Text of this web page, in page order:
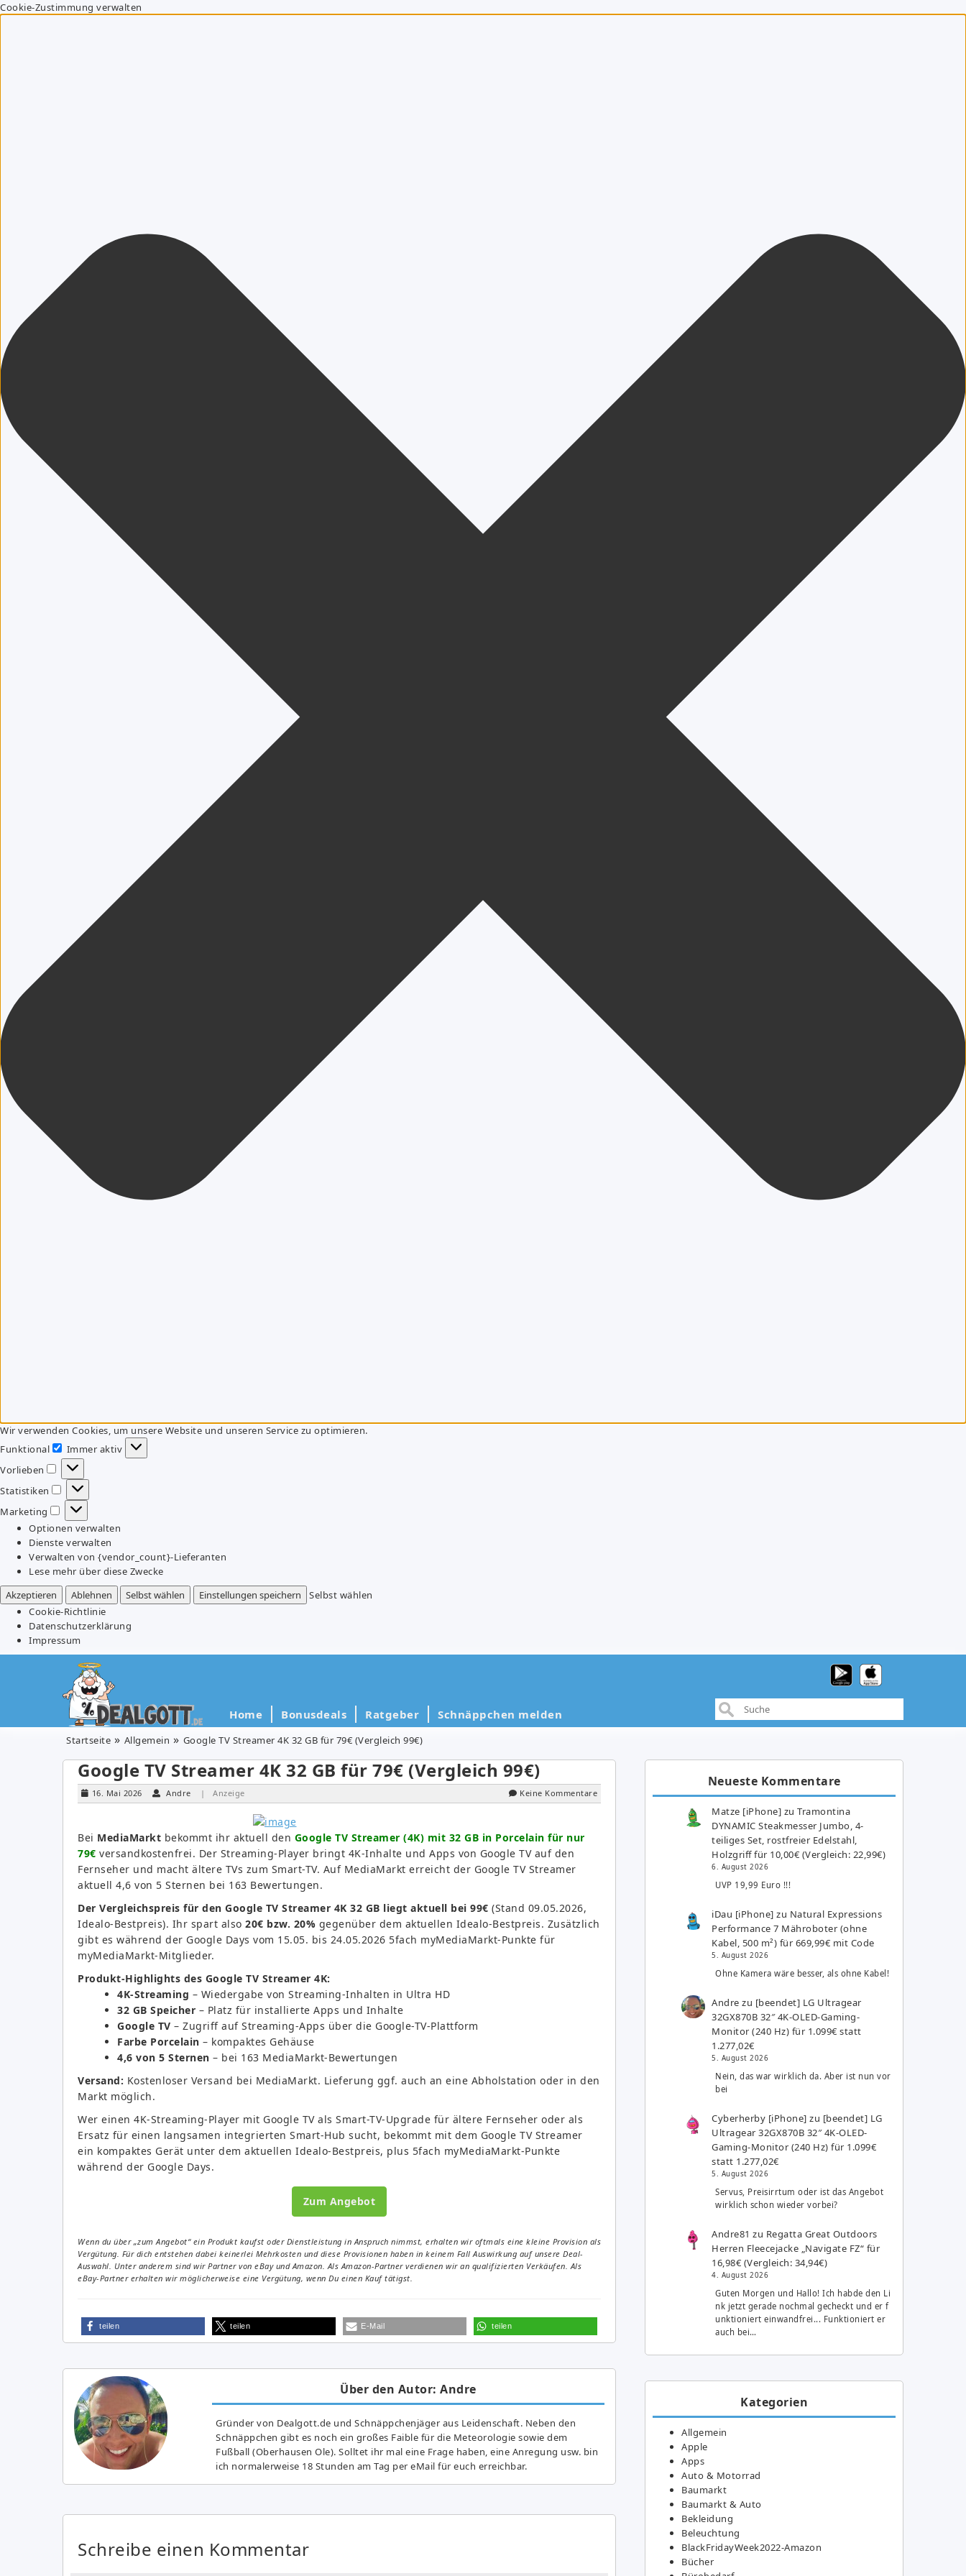
Cookie-Zustimmung verwalten
Wir verwenden Cookies, um unsere Website und unseren Service zu optimieren.
Funktional
Funktional
Immer aktiv
Vorlieben
Vorlieben
Statistiken
Statistiken
Marketing
Marketing
Optionen verwalten
Dienste verwalten
Verwalten von {vendor_count}-Lieferanten
Lese mehr über diese Zwecke
Akzeptieren
Ablehnen Selbst wählen Einstellungen speichern
Selbst wählen
Cookie-Richtlinie
Datenschutzerklärung
Impressum
Home Bonusdeals Ratgeber Schnäppchen melden
Startseite Allgemein Google TV Streamer 4K 32 GB für 79€ (Vergleich 99€)
Google TV Streamer 4K 32 GB für 79€ (Vergleich 99€)
16. Mai 2026 Andre | Anzeige Keine Kommentare
Bei MediaMarkt bekommt ihr aktuell den Google TV Streamer (4K) mit 32 GB in Porcelain für nur
79€ versandkostenfrei. Der Streaming-Player bringt 4K-Inhalte und Apps von Google TV auf den
Fernseher und macht ältere TVs zum Smart-TV. Auf MediaMarkt erreicht der Google TV Streamer
aktuell 4,6 von 5 Sternen bei 163 Bewertungen.
Der Vergleichspreis für den Google TV Streamer 4K 32 GB liegt aktuell bei 99€ (Stand 09.05.2026,
Idealo-Bestpreis). Ihr spart also 20€ bzw. 20% gegenüber dem aktuellen Idealo-Bestpreis. Zusätzlich
gibt es während der Google Days vom 15.05. bis 24.05.2026 5fach myMediaMarkt-Punkte für
myMediaMarkt-Mitglieder.
Produkt-Highlights des Google TV Streamer 4K:
4K-Streaming – Wiedergabe von Streaming-Inhalten in Ultra HD
32 GB Speicher – Platz für installierte Apps und Inhalte
Google TV – Zugriff auf Streaming-Apps über die Google-TV-Plattform
Farbe Porcelain – kompaktes Gehäuse
4,6 von 5 Sternen – bei 163 MediaMarkt-Bewertungen
Versand: Kostenloser Versand bei MediaMarkt. Lieferung ggf. auch an eine Abholstation oder in den
Markt möglich.
Wer einen 4K-Streaming-Player mit Google TV als Smart-TV-Upgrade für ältere Fernseher oder als
Ersatz für einen langsamen integrierten Smart-Hub sucht, bekommt mit dem Google TV Streamer
ein kompaktes Gerät unter dem aktuellen Idealo-Bestpreis, plus 5fach myMediaMarkt-Punkte
während der Google Days.
Zum Angebot
Wenn du über „zum Angebot“ ein Produkt kaufst oder Dienstleistung in Anspruch nimmst, erhalten wir oftmals eine kleine Provision als
Vergütung. Für dich entstehen dabei keinerlei Mehrkosten und diese Provisionen haben in keinem Fall Auswirkung auf unsere Deal-
Auswahl. Unter anderem sind wir Partner von eBay und Amazon. Als Amazon-Partner verdienen wir an qualifizierten Verkäufen. Als
eBay-Partner erhalten wir möglicherweise eine Vergütung, wenn Du einen Kauf tätigst.
teilen teilen E-Mail teilen
Über den Autor: Andre
Gründer von Dealgott.de und Schnäppchenjäger aus Leidenschaft. Neben den
Schnäppchen gibt es noch ein großes Fai­ble für die Meteorologie sowie dem
Fußball (Oberhausen Ole). Solltet ihr mal eine Frage haben, eine Anregung usw. bin
ich normalerweise 18 Stunden am Tag per eMail für euch erreichbar.
Schreibe einen Kommentar
Neueste Kommentare
Matze [iPhone] zuTramontina
DYNAMIC Steakmesser Jumbo, 4-
teiliges Set, rostfreier Edelstahl,
Holzgriff für 10,00€ (Vergleich: 22,99€)
6. August 2026
UVP 19,99 Euro !!!
iDau [iPhone] zu Natural Expressions
Performance 7 Mähroboter (ohne
Kabel, 500 m²) für 669,99€ mit Code
5. August 2026
Ohne Kamera wäre besser, als ohne Kabel!
Andre zu [beendet] LG Ultragear
32GX870B 32″ 4K-OLED-Gaming-
Monitor (240 Hz) für 1.099€ statt
1.277,02€
5. August 2026
Nein, das war wirklich da. Aber ist nun vor
bei
Cyberherby [iPhone] zu [beendet] LG
Ultragear 32GX870B 32″ 4K-OLED-
Gaming-Monitor (240 Hz) für 1.099€
statt 1.277,02€
5. August 2026
Servus, Preisirrtum oder ist das Angebot
wirklich schon wieder vorbei?
Andre81 zu Regatta Great Outdoors
Herren Fleecejacke „Navigate FZ“ für
16,98€ (Vergleich: 34,94€)
4. August 2026
Guten Morgen und Hallo! Ich habde den Li
nk jetzt gerade nochmal gecheckt und er f
unktioniert einwandfrei... Funktioniert er
auch bei…
Kategorien
Allgemein
Apple
Apps
Auto & Motorrad
Baumarkt
Baumarkt & Auto
Bekleidung
Beleuchtung
BlackFridayWeek2022-Amazon
Bücher